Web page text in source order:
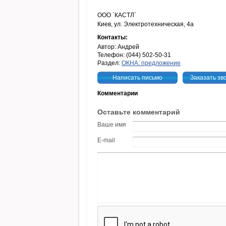
OOO `КACTЛ`
Киев, ул. Электротехническая, 4а
Контакты:
Автор: Андрей
Телефон: (044) 502-50-31
Раздел: ОКНА: предложение
Написать письмо Заказать
Комментарии
Оставьте комментарий
Ваше имя
E-mail